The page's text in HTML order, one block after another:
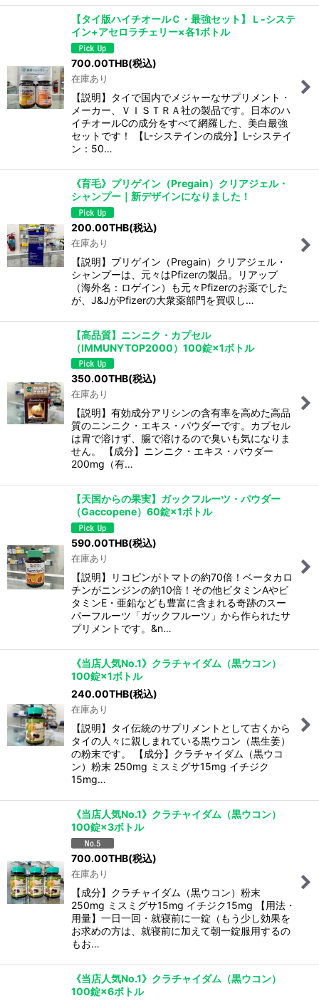
【タイ版ハイチオールＣ・最強セット】Ｌ-システ
イン+アセロラチェリー×各1ボトル
700.00THB(税込)
在庫あり
【説明】タイで国内でメジャーなサプリメント・
メーカー、ＶＩＳＴＲＡ社の製品です。日本のハ
イチオールCの成分をすべて網羅した、美白最強
セットです！ 【L-システインの成分】L-システイ
ン：50…
《育毛》プリゲイン（Pregain）クリアジェル・
シャンプー｜新デザインになりました！
200.00THB(税込)
在庫あり
【説明】プリゲイン（Pregain）クリアジェル・
シャンプーは、元々はPfizerの製品。リアップ
（海外名：ロゲイン）も元々Pfizerのお薬でした
が、J&JがPfizerの大衆薬部門を買収し…
【高品質】ニンニク・カプセル
（IMMUNYTOP2000）100錠×1ボトル
350.00THB(税込)
在庫あり
【説明】有効成分アリシンの含有率を高めた高品
質のニンニク・エキス・パウダーです。カプセル
は胃で溶けず、腸で溶けるので臭いも気になりま
せん。 【成分】ニンニク・エキス・パウダー
200mg（有…
【天国からの果実】ガックフルーツ・パウダー
（Gaccopene）60錠×1ボトル
590.00THB(税込)
在庫あり
【説明】リコピンがトマトの約70倍！ベータカロ
チンがニンジンの約10倍！その他ビタミンAやビ
タミンE・亜鉛なども豊富に含まれる奇跡のスー
パーフルーツ「ガックフルーツ」から作られたサ
プリメントです。&n…
《当店人気No.1》クラチャイダム（黒ウコン）
100錠×1ボトル
240.00THB(税込)
在庫あり
【説明】タイ伝統のサプリメントとして古くから
タイの人々に親しまれている黒ウコン（黒生姜）
の粉末です。 【成分】クラチャイダム（黒ウコ
ン）粉末 250mg ミスミグサ15mg イチジク
15mg…
《当店人気No.1》クラチャイダム（黒ウコン）
100錠×3ボトル
700.00THB(税込)
在庫あり
【成分】クラチャイダム（黒ウコン）粉末
250mg ミスミグサ15mg イチジク15mg 【用法・
用量】一日一回・就寝前に一錠（もう少し効果を
お求めの方は、就寝前に加えて朝一錠服用するの
もお…
《当店人気No.1》クラチャイダム（黒ウコン）
100錠×6ボトル